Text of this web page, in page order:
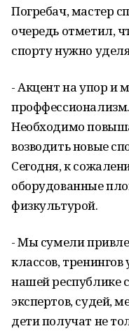
Погребач, мастер
очередь отметил,
спорту нужно
- Акцент на упор и
Необходимо
возводить новые
Сегодня, к
оборудованные
физкультурой.
- Мы сумели
классов,
нашей республике
экспертов, судей,
дети получат не